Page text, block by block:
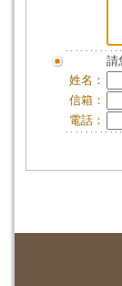
請
姓名：
信箱：
電話：